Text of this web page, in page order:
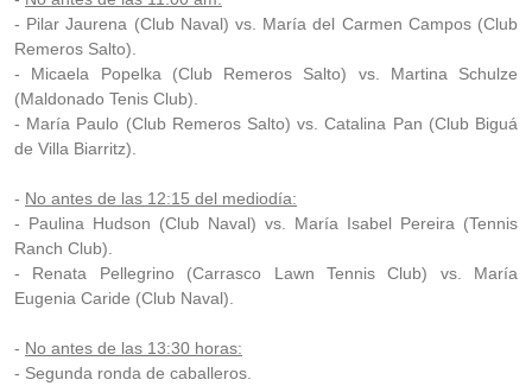
- Pilar Jaurena (Club Naval) vs. María del Carmen Campos (Club
Remeros Salto).
- Micaela Popelka (Club Remeros Salto) vs. Martina Schulze
(Maldonado Tenis Club).
- María Paulo (Club Remeros Salto) vs. Catalina Pan (Club Biguá
de Villa Biarritz).
- No antes de las 12:15 del mediodía:
- Paulina Hudson (Club Naval) vs. María Isabel Pereira (Tennis
Ranch Club).
- Renata Pellegrino (Carrasco Lawn Tennis Club) vs. María
Eugenia Caride (Club Naval).
- No antes de las 13:30 horas:
- Segunda ronda de caballeros.